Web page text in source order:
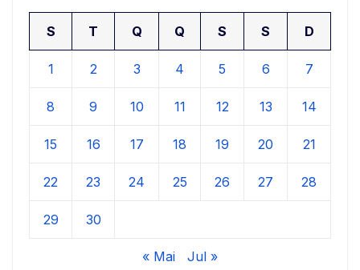
S T Q Q S S D
1 2 3 4 5 6 7
8 9 10 11 12 13 14
15 16 17 18 19 20 21
22 23 24 25 26 27 28
29 30
« Mai Jul »